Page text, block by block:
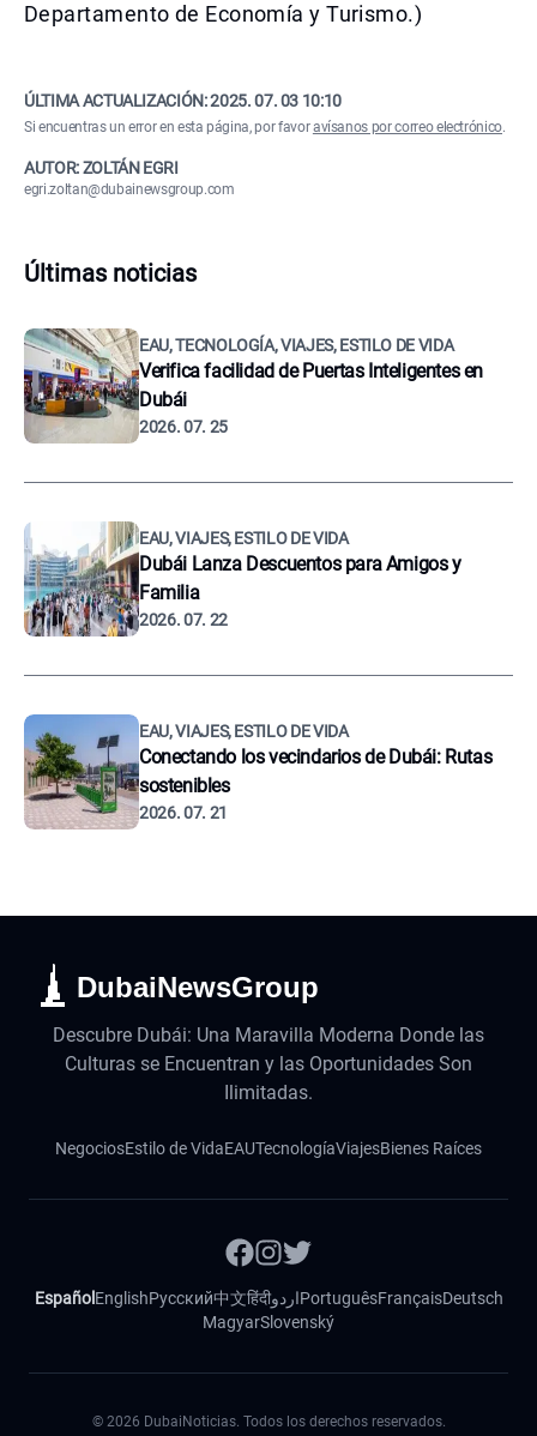
Departamento de Economía y Turismo.)
ÚLTIMA ACTUALIZACIÓN:2025. 07. 03 10:10
Si encuentras un error en esta página, por favoravísanos por correo electrónico.
AUTOR: ZOLTÁN EGRI
egri.zoltan@dubainewsgroup.com
Últimas noticias
EAU, TECNOLOGÍA, VIAJES, ESTILO DE VIDA
Verifica facilidad de Puertas Inteligentes en
Dubái
2026. 07. 25
EAU, VIAJES, ESTILO DE VIDA
Dubái Lanza Descuentos para Amigos y
Familia
2026. 07. 22
EAU, VIAJES, ESTILO DE VIDA
Conectando los vecindarios de Dubái: Rutas
sostenibles
2026. 07. 21
DubaiNewsGroup
Descubre Dubái: Una Maravilla Moderna Donde las
Culturas se Encuentran y las Oportunidades Son
Ilimitadas.
NegociosEstilo de VidaEAUTecnologíaViajesBienes Raíces
Español EnglishРусский中文हिंदीاردوPortuguêsFrançaisDeutsch
MagyarSlovenský
© 2026 DubaiNoticias. Todos los derechos reservados.